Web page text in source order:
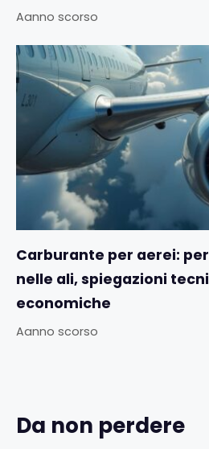
Aanno scorso
Carburante per aerei:
nelle ali, spiegazioni
economiche
Aanno scorso
Da non perdere